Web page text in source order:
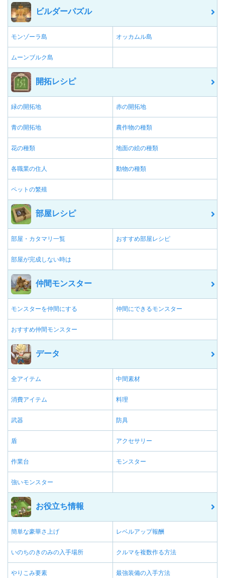
ビルダーパズル
モンゾーラ島 オッカムル島
ムーンブルク島
開拓レシピ
緑の開拓地 赤の開拓地
青の開拓地 農作物の種類
花の種類 地面の絵の種類
各職業の住人 動物の種類
ペットの繁殖
部屋レシピ
部屋・カタマリ一覧 おすすめ部屋レシピ
部屋が完成しない時は
仲間モンスター
モンスターを仲間にする 仲間にできるモンスター
おすすめ仲間モンスター
データ
全アイテム 中間素材
消費アイテム 料理
武器 防具
盾 アクセサリー
作業台 モンスター
強いモンスター
お役立ち情報
簡単な豪華さ上げ レベルアップ報酬
いのちのきのみの入手場所 クルマを複数作る方法
やりこみ要素 最強装備の入手方法